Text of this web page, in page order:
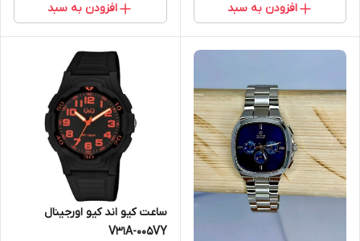
افزودن به سبد افزودن به سبد
ساعت کیو اند کیو اورجینال
V31A-005VY